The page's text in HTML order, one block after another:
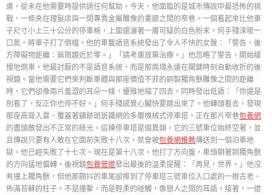
慮，從未在他需要時提供過任何幫助。今天，他面臨的是城市傳說中最恐怖的挑
戰，一條夾在理髮店與一間專賣金屬雕像的畫廊之間的窄巷。一個看起來比他車
子尺寸小上三十公分的停車格，上面還灑著一層可疑的白色粉末。何手殘深吸一
口氣。將車子打了倒檔。他的車載語音系統發出了令人不快的女聲：「警告，後
方障礙物距離：無限趨近於零。」「請考慮放棄治療。」他忽略了警告，開始緩
慢地倒車。他最討厭的不是語音系統，而是那兩塊永遠在關鍵時刻自動收折的後
視鏡。當他需要它們來判斷車體與那座價值不菲的銅製獨角獸雕像之間的距離
時，它們卻像兩片羞澀的耳朵一樣，優雅地縮了回去。同時發出低語：「你還是
別看了，反正你也停不好。」何手殘感覺心臟快要跳出來了。他轉頭看去，發現
那座高聳入雲、覆蓋著鏽跡斑斑鐵網的多層機械式停車塔，正在那片窄巷包養網
的盡頭散發出不正常的綠光。這棟停車塔是個異類，它的三號車位始終空著，並
且傳說只要有人敢在它面前失敗十八次，就會被包養網推薦傳送到一個泊車地
獄。他已經失敗了十七次。現在是第十八次。他打了方向盤，車頭朝著銅獨角獸
的方向猛地偏轉。後視鏡包養管道發出最後的溫柔提醒：「再見，世界。」他沒
有撞上獨角獸，但他那顫抖的車尾卻擦到了停車塔三號車位入口處的一根古老、
佈滿苔蘚的柱子。不是撞擊，而是輕柔的碰觸，像戀人之間的耳語。接著，一道